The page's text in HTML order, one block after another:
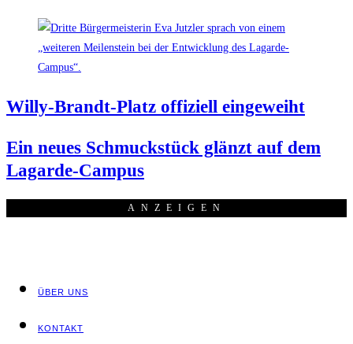
Wil­ly-Brandt-Platz offi­zi­ell eingeweiht
Ein neu­es Schmuck­stück glänzt auf dem
Lagarde-Campus
ANZEI­GEN
ÜBER UNS
KON­TAKT